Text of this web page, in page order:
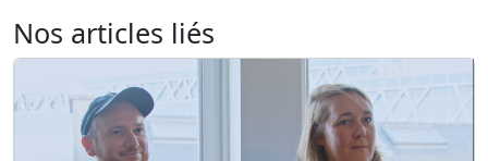
Nos articles liés